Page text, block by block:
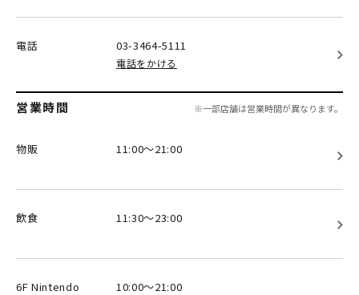
電話 03-3464-5111
電話をかける
営業時間 ※一部店舗は営業時間が異なります。
物販 11:00～21:00
飲食 11:30～23:00
6F Nintendo
10:00～21:00